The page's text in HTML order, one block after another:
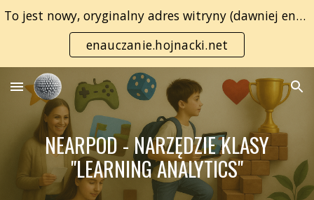
Skip to main content Skip to navigation
To jest nowy, oryginalny adres witryny (dawniej enauczanie.com):
enauczanie.hojnacki.net
NEARPOD - NARZĘDZIE KLASY
"LEARNING ANALYTICS"